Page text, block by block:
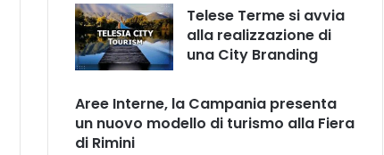
Telese Terme si avvia
alla realizzazione di
una City Branding
Aree Interne, la Campania presenta
un nuovo modello di turismo alla Fiera
di Rimini